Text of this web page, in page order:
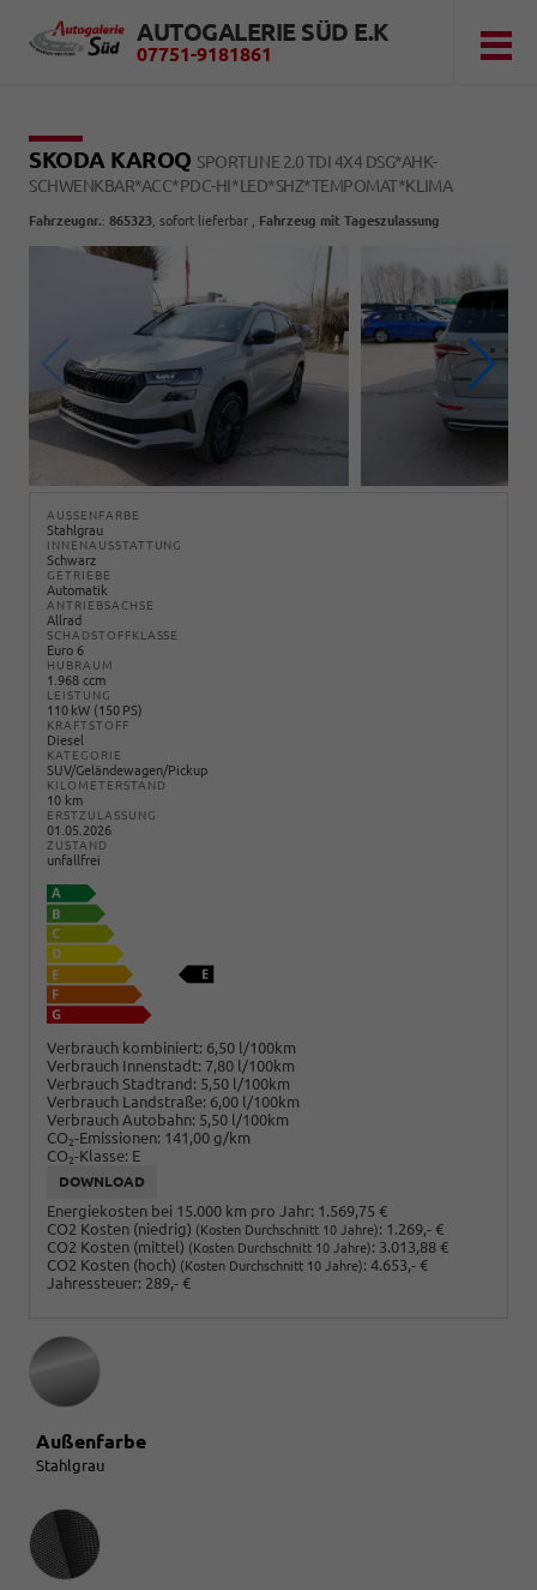
AUTOGALERIE SÜD E.K
07751-9181861
SKODA KAROQ SPORTLINE 2.0 TDI 4X4 DSG*AHK-
SCHWENKBAR*ACC*PDC-HI*LED*SHZ*TEMPOMAT*KLIMA
Fahrzeugnr.: 865323 sofort lieferbar Fahrzeug mit Tageszulassung
AUSSENFARBE
Stahlgrau
INNENAUSSTATTUNG
Schwarz
GETRIEBE
Automatik
ANTRIEBSACHSE
Allrad
SCHADSTOFFKLASSE
Euro 6
HUBRAUM
1.968 ccm
LEISTUNG
110 kW (150 PS)
KRAFTSTOFF
Diesel
KATEGORIE
SUV/Geländewagen/Pickup
KILOMETERSTAND
10 km
ERSTZULASSUNG
01.05.2026
ZUSTAND
unfallfrei
Verbrauch kombiniert: 6,50 l/100km
Verbrauch Innenstadt: 7,80 l/100km
Verbrauch Stadtrand: 5,50 l/100km
Verbrauch Landstraße: 6,00 l/100km
Verbrauch Autobahn: 5,50 l/100km
CO2-Emissionen: 141,00 g/km
CO2-Klasse: E
DOWNLOAD
Energiekosten bei 15.000 km pro Jahr: 1.569,75 €
CO2 Kosten (niedrig) (Kosten Durchschnitt 10 Jahre): 1.269,- €
CO2 Kosten (mittel) (Kosten Durchschnitt 10 Jahre): 3.013,88 €
CO2 Kosten (hoch) (Kosten Durchschnitt 10 Jahre): 4.653,- €
Jahressteuer: 289,- €
Außenfarbe
Stahlgrau
Innenausstattung